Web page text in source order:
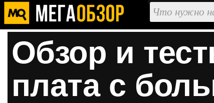
Обзор и
плата с